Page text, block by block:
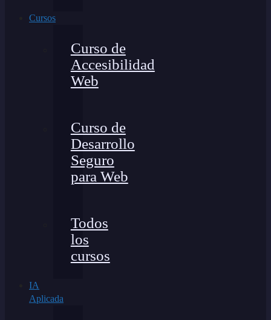
Cursos
Curso de
Accesibilidad
Web
Curso de
Desarrollo
Seguro
para Web
Todos
los
cursos
IA
Aplicada